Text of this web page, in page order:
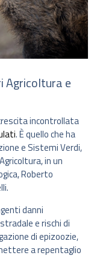
Agricoltura e
incontrollata
. È quello che ha
e Sistemi Verdi,
in un
Roberto
danni
e rischi di
di epizoozie,
a repentaglio